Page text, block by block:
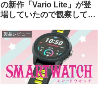
の新作「Vario Lite」が登
場していたので観察してみ
製品レビュー